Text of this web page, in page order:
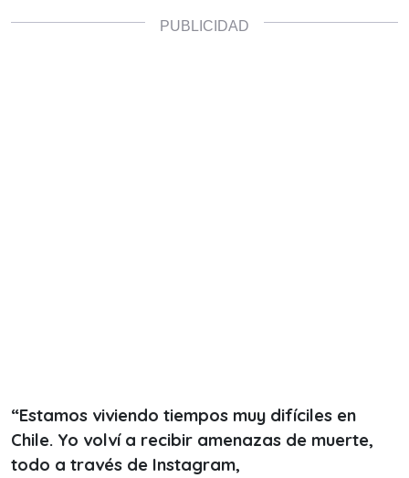
“Estamos viviendo tiempos muy difíciles en
Chile. Yo volví a recibir amenazas de muerte,
todo a través de Instagram,